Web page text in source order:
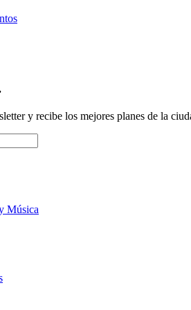
y recibe los mejores planes de la
Música